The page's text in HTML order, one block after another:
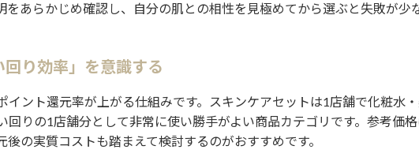
あらかじめ確認し、自分の肌との相性を見極めてから選ぶと失敗が少
り効率」を意識する
ント還元率が上がる仕組みです。スキンケアセットは1店舗で化粧水
りの1店舗分として非常に使い勝手がよい商品カテゴリです。参考価
の実質コストも踏まえて検討するのがおすすめです。